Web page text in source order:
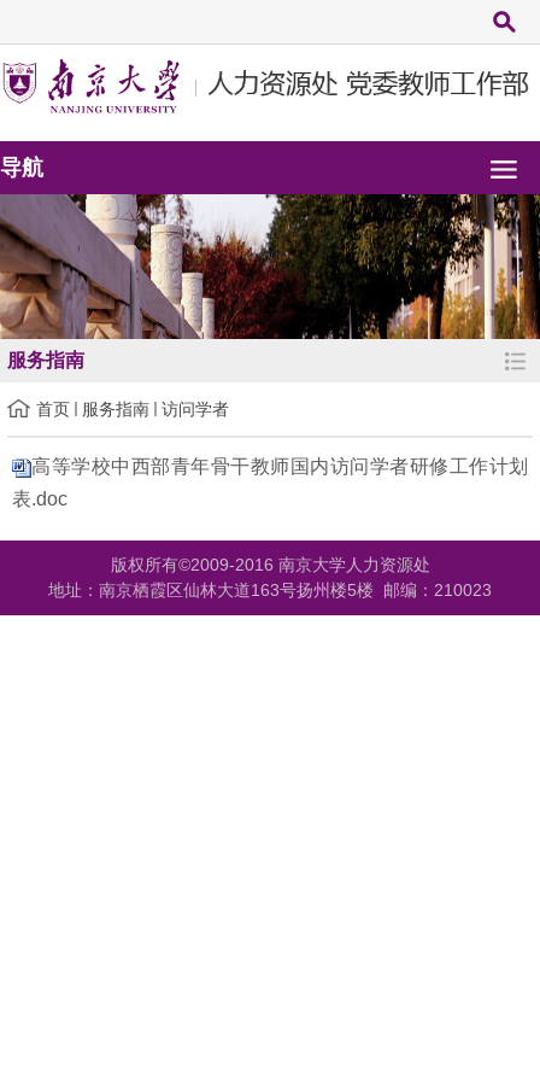
导航
服务指南
首页 服务指南 访问学者
高等学校中西部青年骨干教师国内访问学者研修工作计划
表.doc
版权所有©2009-2016 南京大学人力资源处
地址：南京栖霞区仙林大道163号扬州楼5楼 邮编：210023